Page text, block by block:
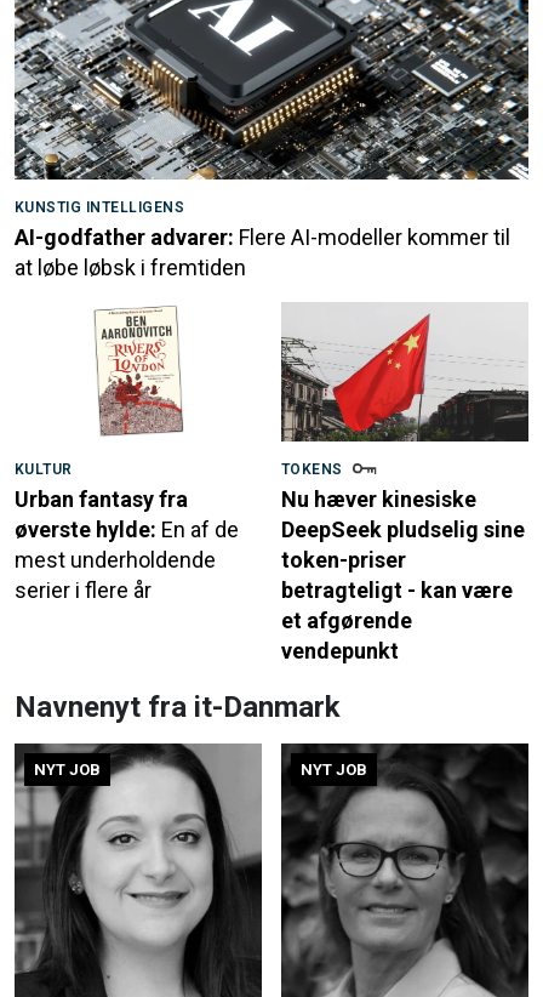
KUNSTIG INTELLIGENS
AI-godfather advarer: Flere AI-modeller kommer til
at løbe løbsk i fremtiden
KULTUR
Urban fantasy fra
øverste hylde: En af de
mest underholdende
serier i flere år
TOKENS
Nu hæver kinesiske
DeepSeek pludselig sine
token-priser
betragteligt - kan være
et afgørende
vendepunkt
Navnenyt fra it-Danmark
NYT JOB NYT JOB